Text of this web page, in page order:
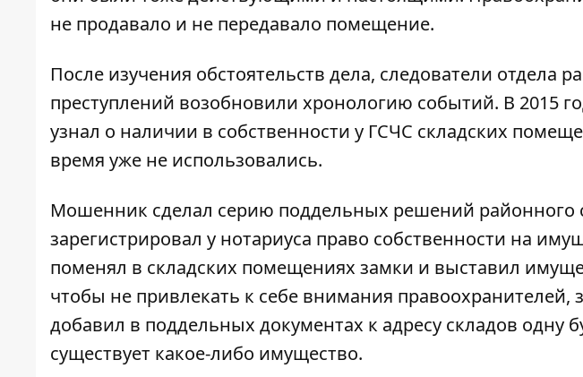
не продавало и не передавало помещение.
После изучения обстоятельств дела, следователи отдела
преступлений возобновили хронологию событий. В 2015
узнал о наличии в собственности у ГСЧС складских
время уже не использовались.
Мошенник сделал серию поддельных решений районного
зарегистрировал у нотариуса право собственности на
поменял в складских помещениях замки и выставил
чтобы не привлекать к себе внимания
добавил в поддельных документах к адресу складов одну
существует какое-либо имущество.